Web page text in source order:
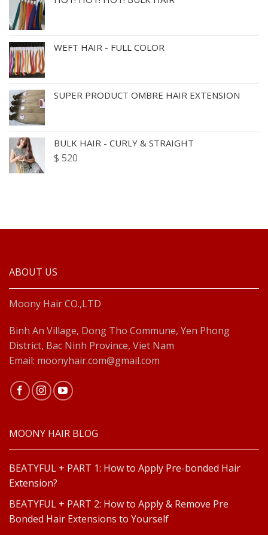
WEFT HAIR - FULL COLOR
SUPER PRODUCT OMBRE HAIR EXTENSION
BULK HAIR - CURLY & STRAIGHT
$ 520
ABOUT US
Moony Hair CO.,LTD
Binh An Village, Dong Tho Commune, Yen Phong
District, Bac Ninh Province, Viet Nam
Email: moonyhair.com@gmail.com
MOONY HAIR BLOG
BEATYFUL + PART 1: How to Apply Pre-bonded Hair
Extension?
BEATYFUL + PART 2: How to Apply & Remove Pre
Bonded Hair Extensions to Yourself